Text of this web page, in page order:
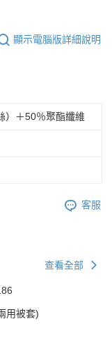
顯示電腦版詳細說明
）＋50％聚酯纖維
客服
查看全部
用被套)